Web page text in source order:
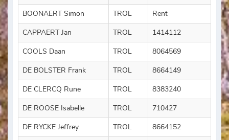
BOONAERT Simon
TROL
Rent
CAPPAERT Jan
TROL
1414112
COOLS Daan
TROL
8064569
DE BOLSTER Frank
TROL
8664149
DE CLERCQ Rune
TROL
8383240
DE ROOSE Isabelle
TROL
710427
DE RYCKE Jeffrey
TROL
8664152